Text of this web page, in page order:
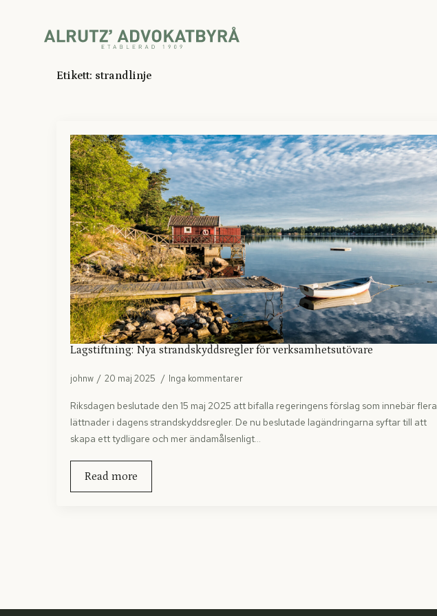
Etikett: strandlinje
Lagstiftning: Nya strandskyddsregler för verksamhetsutövare
johnw 20 maj 2025 Inga kommentarer
Riksdagen beslutade den 15 maj 2025 att bifalla regeringens förslag som innebär flera
lättnader i dagens strandskyddsregler. De nu beslutade lagändring­arna syftar till att
skapa ett tydligare och mer ändamålsenligt…
Read more